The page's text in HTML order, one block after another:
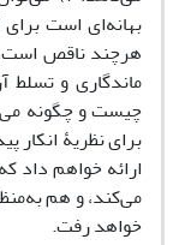
هرچند ناقص است،
ماندگاری و
چیست و چگونه
برای نظریۀ انکار
ارائه خواهم داد
می‌کند، و هم
خواهد رفت.